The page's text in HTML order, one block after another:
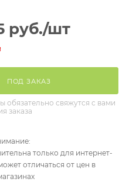
руб./шт
ПОД ЗАКАЗ
свяжутся с вами
заказа
только для интернет-
отличаться от цен в